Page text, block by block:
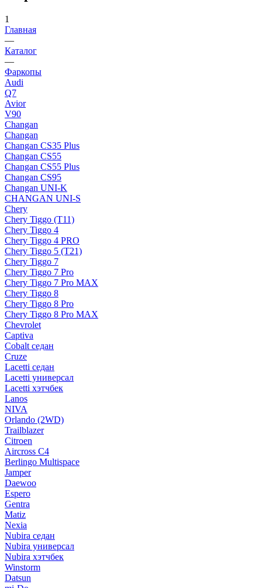
1
Главная
—
Каталог
—
Фаркопы
Audi
Q7
Avior
V90
Changan
Changan
Changan CS35 Plus
Changan CS55
Changan CS55 Plus
Changan CS95
Changan UNI-K
CHANGAN UNI-S
Chery
Chery Tiggo (Т11)
Chery Tiggo 4
Chery Tiggo 4 PRO
Chery Tiggo 5 (Т21)
Chery Tiggo 7
Chery Tiggo 7 Pro
Chery Tiggo 7 Pro MAX
Chery Tiggo 8
Chery Tiggo 8 Pro
Chery Tiggo 8 Pro MAX
Chevrolet
Captiva
Cobalt седан
Cruze
Lacetti седан
Lacetti универсал
Lacetti хэтчбек
Lanos
NIVA
Orlando (2WD)
Trailblazer
Citroen
Aircross C4
Berlingo Multispace
Jamper
Daewoo
Espero
Gentra
Matiz
Nexia
Nubira седан
Nubira универсал
Nubira хэтчбек
Winstorm
Datsun